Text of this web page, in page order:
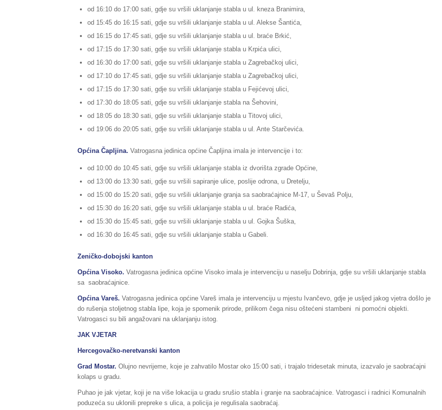
od 16:10 do 17:00 sati, gdje su vršili uklanjanje stabla u ul. kneza Branimira,
od 15:45 do 16:15 sati, gdje su vršili uklanjanje stabla u ul. Alekse Šantića,
od 16:15 do 17:45 sati, gdje su vršili uklanjanje stabla u ul. braće Brkić,
od 17:15 do 17:30 sati, gdje su vršili uklanjanje stabla u Krpića ulici,
od 16:30 do 17:00 sati, gdje su vršili uklanjanje stabla u Zagrebačkoj ulici,
od 17:10 do 17:45 sati, gdje su vršili uklanjanje stabla u Zagrebačkoj ulici,
od 17:15 do 17:30 sati, gdje su vršili uklanjanje stabla u Fejićevoj ulici,
od 17:30 do 18:05 sati, gdje su vršili uklanjanje stabla na Šehovini,
od 18:05 do 18:30 sati, gdje su vršili uklanjanje stabla u Titovoj ulici,
od 19:06 do 20:05 sati, gdje su vršili uklanjanje stabla u ul. Ante Starčevića.
Općina Čapljina. Vatrogasna jedinica općine Čapljina imala je intervencije i to:
od 10:00 do 10:45 sati, gdje su vršili uklanjanje stabla iz dvorišta zgrade Općine,
od 13:00 do 13:30 sati, gdje su vršili sapiranje ulice, poslije odrona, u Dretelju,
od 15:00 do 15:20 sati, gdje su vršili uklanjanje granja sa saobraćajnice M-17, u Ševaš Polju,
od 15:30 do 16:20 sati, gdje su vršili uklanjanje stabla u ul. braće Radića,
od 15:30 do 15:45 sati, gdje su vršili uklanjanje stabla u ul. Gojka Šuška,
od 16:30 do 16:45 sati, gdje su vršili uklanjanje stabla u Gabeli.
Zeničko-dobojski kanton
Općina Visoko. Vatrogasna jedinica općine Visoko imala je intervenciju u naselju Dobrinja, gdje su vršili uklanjanje stabla
sa saobraćajnice.
Općina Vareš. Vatrogasna jedinica općine Vareš imala je intervenciju u mjestu Ivančevo, gdje je usljed jakog vjetra došlo je
do rušenja stoljetnog stabla lipe, koja je spomenik prirode, prilikom čega nisu oštećeni stambeni ni pomoćni objekti.
Vatrogasci su bili angažovani na uklanjanju istog.
JAK VJETAR
Hercegovačko-neretvanski kanton
Grad Mostar. Olujno nevrijeme, koje je zahvatilo Mostar oko 15:00 sati, i trajalo tridesetak minuta, izazvalo je saobraćajni
kolaps u gradu.
Puhao je jak vjetar, koji je na više lokacija u gradu srušio stabla i granje na saobraćajnice. Vatrogasci i radnici Komunalnih
poduzeća su uklonili prepreke s ulica, a policija je regulisala saobraćaj.